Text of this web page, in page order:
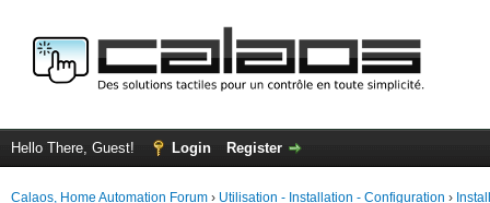
Hello There, Guest! Login Register
Calaos, Home Automation Forum › Utilisation - Installation - Configuration ›